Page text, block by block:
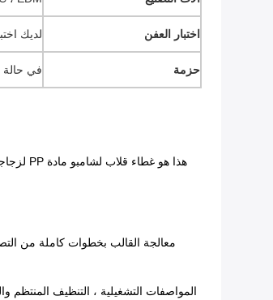
اختبار العفن لديك
حزمة في حالة
معالجة القالب بخطوات كاملة من